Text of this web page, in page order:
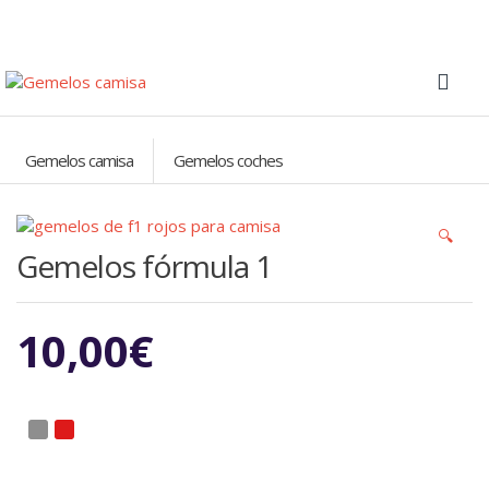
Gemelos camisa Gemelos coches
🔍
Gemelos fórmula 1
10,00€